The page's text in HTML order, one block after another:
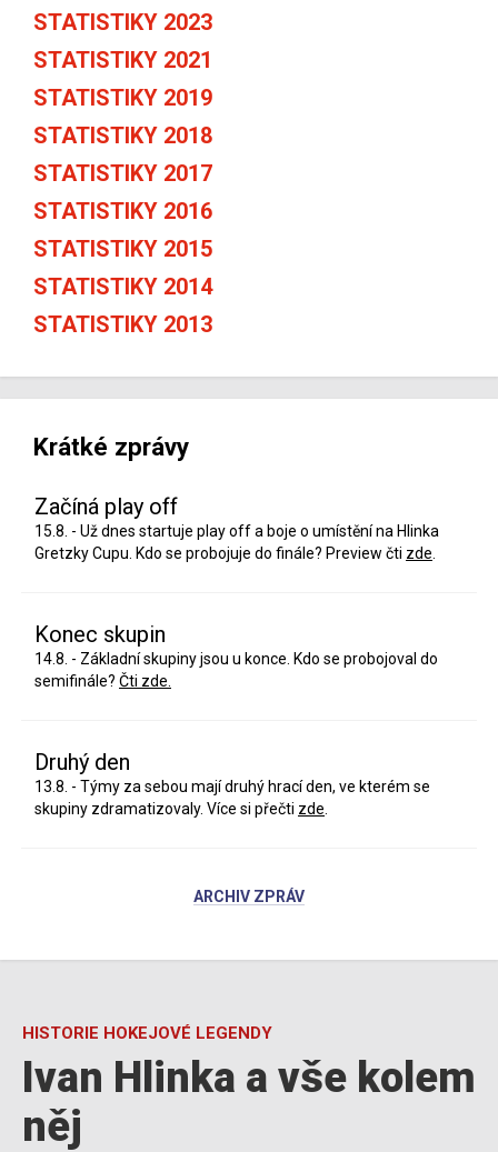
STATISTIKY 2023
STATISTIKY 2021
STATISTIKY 2019
STATISTIKY 2018
STATISTIKY 2017
STATISTIKY 2016
STATISTIKY 2015
STATISTIKY 2014
STATISTIKY 2013
Krátké zprávy
Začíná play off
15.8. - Už dnes startuje play off a boje o umístění na Hlinka
Gretzky Cupu. Kdo se probojuje do finále? Preview čti zde
Konec skupin
14.8. - Základní skupiny jsou u konce. Kdo se probojoval do
semifinále? Čti zde.
Druhý den
13.8. - Týmy za sebou mají druhý hrací den, ve kterém se
skupiny zdramatizovaly. Více si přečti zde
ARCHIV ZPRÁV
HISTORIE HOKEJOVÉ LEGENDY
Ivan Hlinka a vše kolem
něj